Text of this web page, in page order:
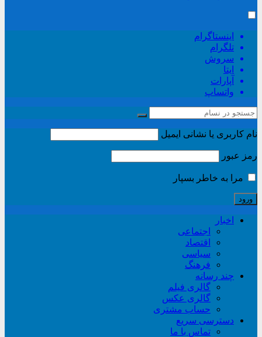
اینستاگرام
تلگرام
سروش
ایتا
آپارات
واتساپ
نام کاربری یا نشانی ایمیل
رمز عبور
مرا به خاطر بسپار
اخبار
اجتماعی
اقتصاد
سیاسی
فرهنگ
چند رسانه
گالری فیلم
گالری عکس
حساب مشتری
دسترسی سریع
تماس با ما